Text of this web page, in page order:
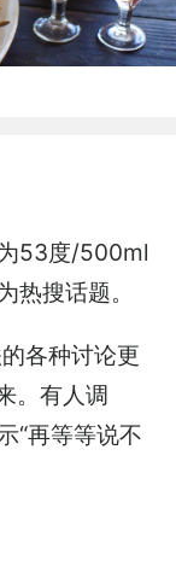
53度/500ml
热搜话题。
各种讨论更
。有人调
“再等等说不